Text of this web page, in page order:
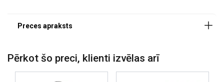
Pērkot šo preci, klienti izvēlas arī
Šajā tīmekļa vietnē tiek
izmantoti sīkfaili